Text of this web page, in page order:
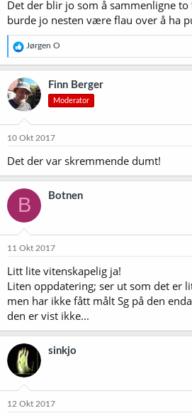
Det der blir jo som å sammenligne
burde jo nesten være flau over å ha
R
e
a
k
s
j
o
e
Jørgen O
Finn Berger
Moderator
10 Okt 2017
Det der var skremmende dumt!
B Botnen
11 Okt 2017
Litt lite vitenskapelig ja!
Liten oppdatering; ser ut som det er
men har ikke fått målt Sg på den
den er vist ikke...
sinkjo
12 Okt 2017